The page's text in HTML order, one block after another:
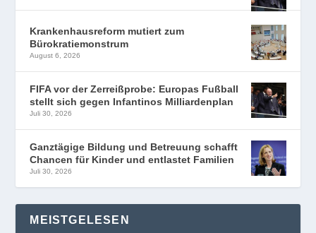
Krankenhausreform mutiert zum
Bürokratiemonstrum
August 6, 2026
FIFA vor der Zerreißprobe: Europas Fußball
stellt sich gegen Infantinos Milliardenplan
Juli 30, 2026
Ganztägige Bildung und Betreuung schafft
Chancen für Kinder und entlastet Familien
Juli 30, 2026
MEISTGELESEN